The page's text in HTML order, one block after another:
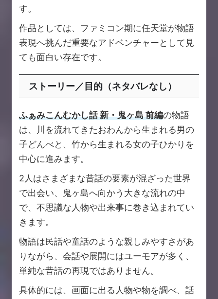
す。
作品としては、ファミコン期に任天堂が物語
表現へ挑んだ重要なアドベンチャーとして見
ても面白い存在です。
ストーリー／目的（ネタバレなし）
ふぁみこんむかし話 新・鬼ヶ島 前編の物語
は、川を流れてきたおわんから生まれる男の
子どんべと、竹から生まれる女の子ひかりを
中心に進みます。
2人はさまざまな昔話の要素が混ざった世界
で出会い、鬼ヶ島へ向かう大きな流れの中
で、不思議な人物や出来事に巻き込まれてい
きます。
物語は民話や童話のような親しみやすさがあ
りながら、会話や展開にはユーモアが多く、
単純な昔話の再現ではありません。
具体的には、画面に出る人物や物を調べ、話